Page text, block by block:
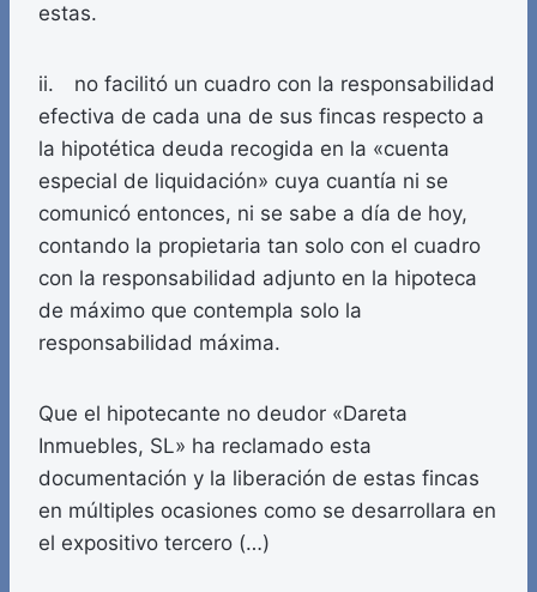
estas.
ii. no facilitó un cuadro con la responsabilidad
efectiva de cada una de sus fincas respecto a
la hipotética deuda recogida en la «cuenta
especial de liquidación» cuya cuantía ni se
comunicó entonces, ni se sabe a día de hoy,
contando la propietaria tan solo con el cuadro
con la responsabilidad adjunto en la hipoteca
de máximo que contempla solo la
responsabilidad máxima.
Que el hipotecante no deudor «Dareta
Inmuebles, SL» ha reclamado esta
documentación y la liberación de estas fincas
en múltiples ocasiones como se desarrollara en
el expositivo tercero (…)